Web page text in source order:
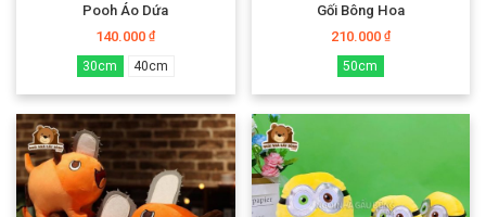
Pooh Áo Dứa
140.000₫
30cm 40cm
Gối Bông Hoa
210.000 ₫
50cm